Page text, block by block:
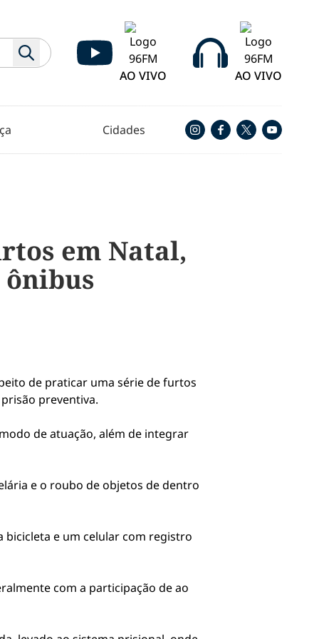
AO VIVO AO VIVO
Cidades
em Natal,
de praticar uma série de furtos
preventiva.
de atuação, além de integrar
e o roubo de objetos de dentro
bicicleta e um celular com registro
com a participação de ao